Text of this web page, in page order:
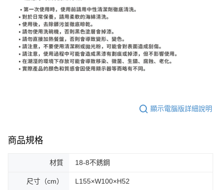
顯示電腦版詳細說明
商品規格
材質 18-8不銹鋼
尺寸（cm） L155×W100×H52